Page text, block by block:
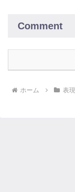
Comment
ホーム 表現